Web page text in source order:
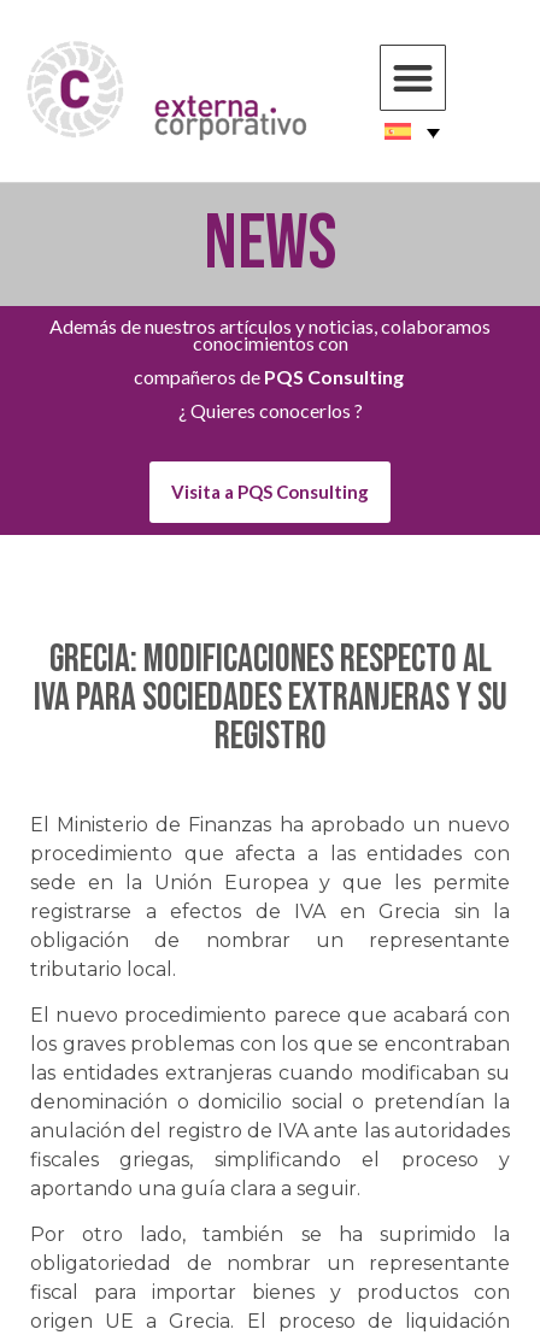
NEWS
Además de nuestros artículos y noticias, colaboramos
conocimientos con
compañeros de PQS Consulting
¿ Quieres conocerlos ?
Visita a PQS Consulting
GRECIA: Modificaciones respecto al
IVA para sociedades extranjeras y su
registro
El Ministerio de Finanzas ha aprobado un nuevo
procedimiento que afecta a las entidades con
sede en la Unión Europea y que les permite
registrarse a efectos de IVA en Grecia sin la
obligación de nombrar un representante
tributario local.
El nuevo procedimiento parece que acabará con
los graves problemas con los que se encontraban
las entidades extranjeras cuando modificaban su
denominación o domicilio social o pretendían la
anulación del registro de IVA ante las autoridades
fiscales griegas, simplificando el proceso y
aportando una guía clara a seguir.
Por otro lado, también se ha suprimido la
obligatoriedad de nombrar un representante
fiscal para importar bienes y productos con
origen UE a Grecia. El proceso de liquidación